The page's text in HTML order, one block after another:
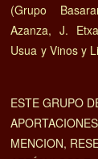
(Grupo
Azanza, J.
Usua y Vinos y
ESTE GRUPO
MENCION,